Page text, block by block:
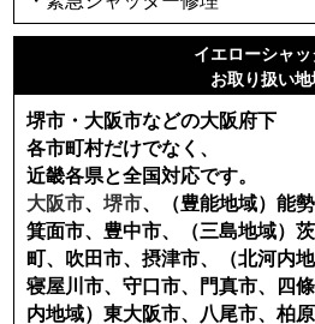
イエローシャ
お取り扱い地
堺市・大阪市などの大阪府下
各市町村だけでなく、
近畿各県と全国対応です。
大阪市、堺市、（豊能地域）能
箕面市、豊中市、（三島地域）
町、吹田市、摂津市、（北河内
寝屋川市、守口市、門真市、四
内地域）東大阪市、八尾市、柏